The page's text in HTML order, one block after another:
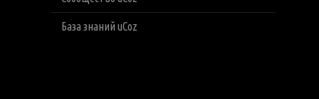
База знаний uCoz